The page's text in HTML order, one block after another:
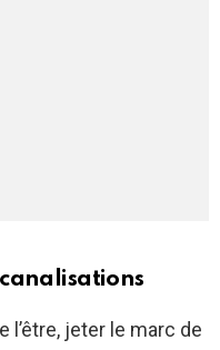
jeter le marc de